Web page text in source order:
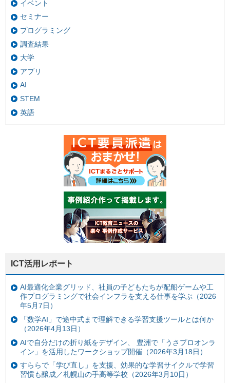
イベント
セミナー
プログラミング
調査結果
大学
アプリ
AI
STEM
英語
ICT活用レポート
AI最適化企業グリッド、社員の子どもたちが配船ゲームや工
作プログラミングで社会インフラを支える仕事を学ぶ（2026
年5月7日）
「数学AI」で途中式まで理解できる学習支援ツールとは何か
（2026年4月13日）
AIで自分だけの折り紙をデザイン、 豊洲で「うさプロオンラ
イン」を活用したワークショップ開催（2026年3月18日）
すららで「学び直し」を支援、効果的な学習サイクルで学習
習慣も醸成／札幌山の手高等学校（2026年3月10日）